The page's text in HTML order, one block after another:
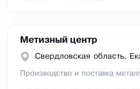
Метизный центр
Свердловская область,
Производство и поставка